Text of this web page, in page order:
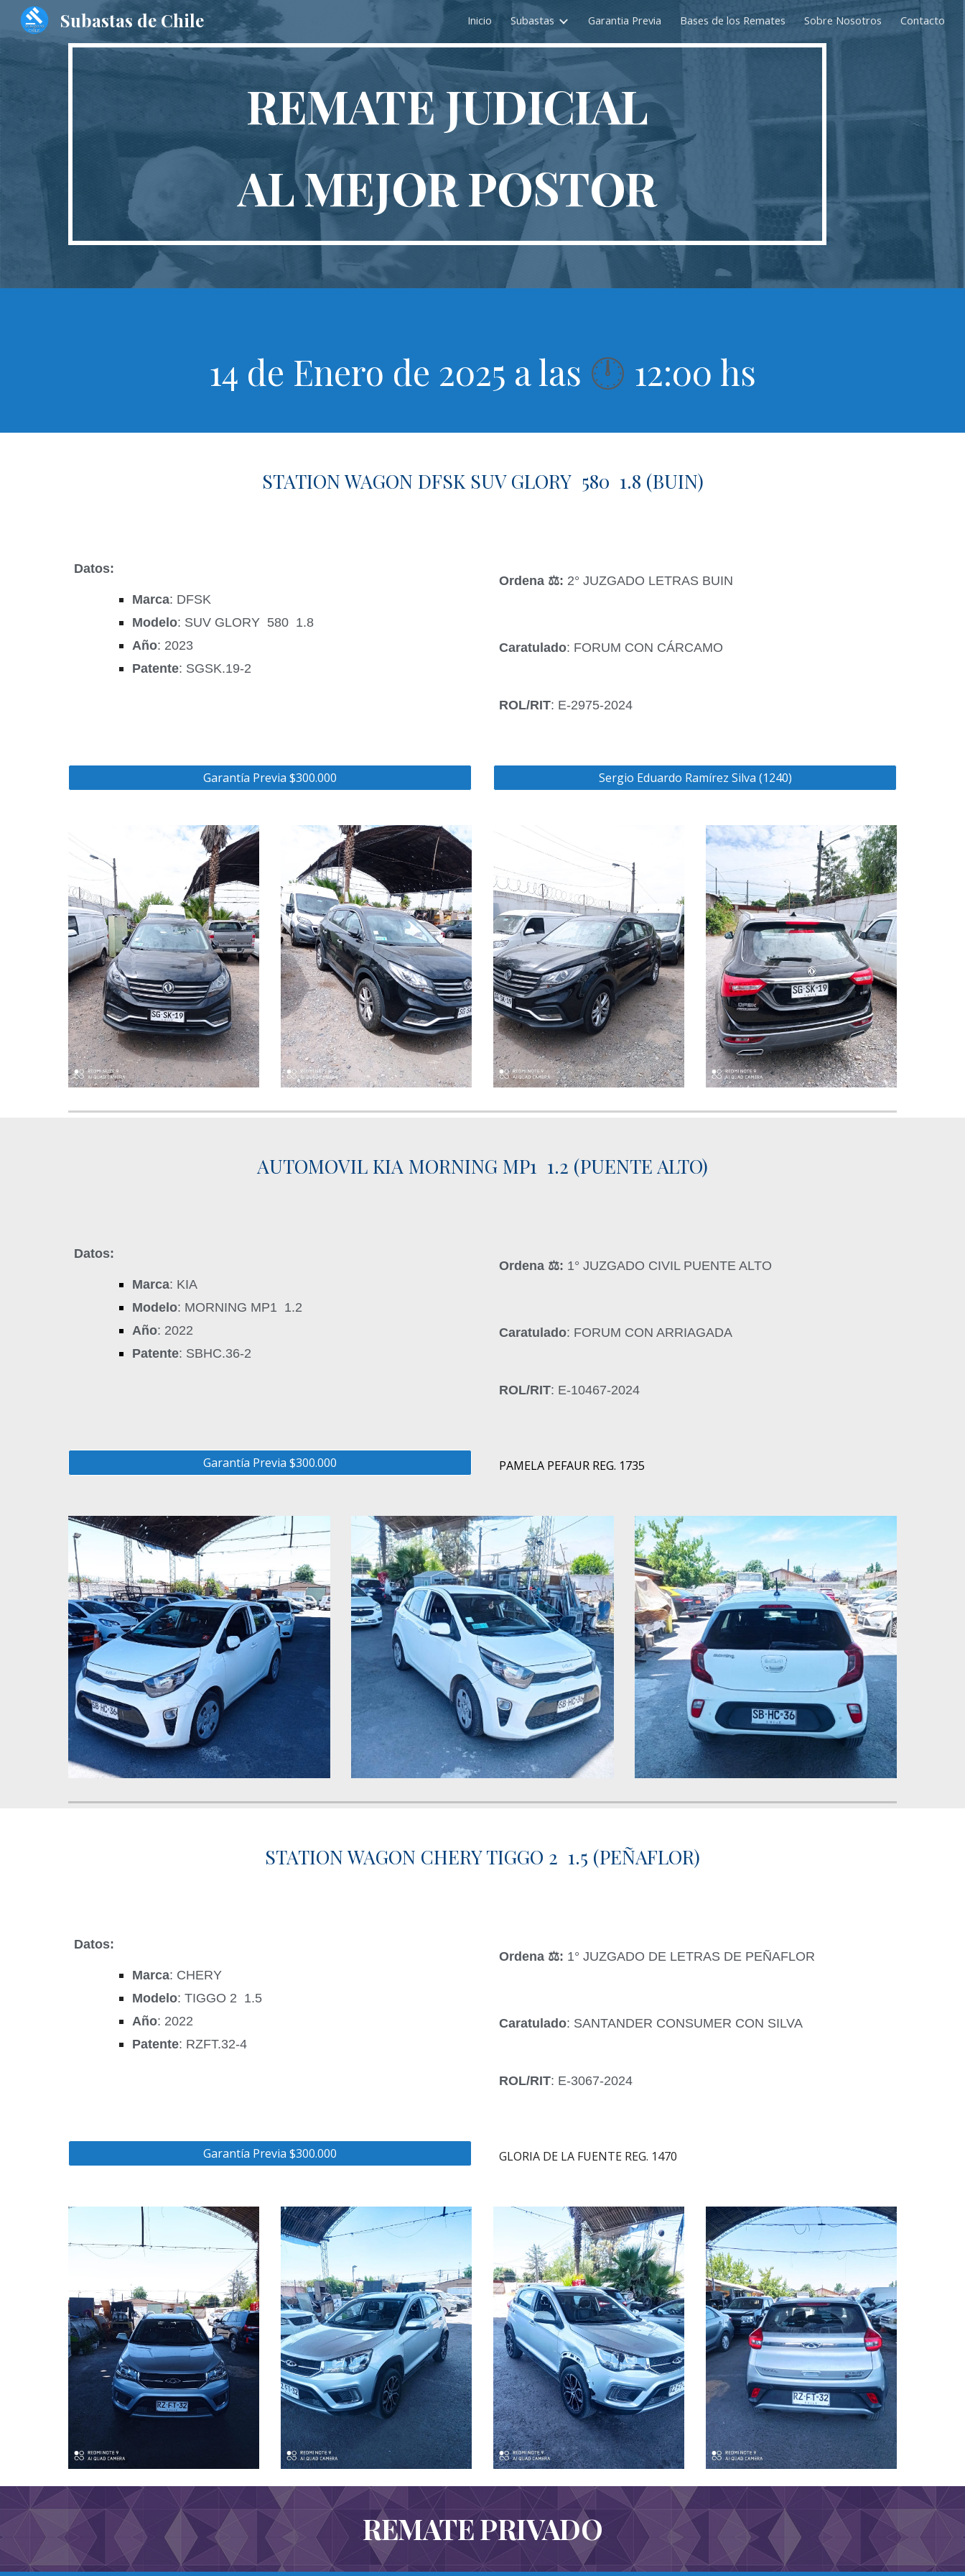
Skip to navigation
Subastas de Chile Inicio Subastas Garantia Previa Bases de los Remates Sobre Nosotros Contacto
REMATE JUDICIAL
AL MEJOR POSTOR
14 de Enero de 2025 a las 🕛 12:00 hs
STATION WAGON DFSK SUV GLORY 580 1.8 (BUIN)
Datos:
Marca: DFSK
Modelo: SUV GLORY 580 1.8
Año: 2023
Patente: SGSK.19-2
Ordena ‍⚖️: 2° JUZGADO LETRAS BUIN
Caratulado: FORUM CON CÁRCAMO
ROL/RIT: E-2975-2024
Garantía Previa $300.000 Sergio Eduardo Ramírez Silva (1240)
AUTOMOVIL KIA MORNING MP1 1.2 (PUENTE ALTO)
Datos:
Marca: KIA
Modelo: MORNING MP1 1.2
Año: 2022
Patente: SBHC.36-2
Ordena ‍⚖️: 1° JUZGADO CIVIL PUENTE ALTO
Caratulado: FORUM CON ARRIAGADA
ROL/RIT: E-10467-2024
Garantía Previa $300.000 PAMELA PEFAUR REG. 1735
STATION WAGON CHERY TIGGO 2 1.5 (PEÑAFLOR)
Datos:
Marca: CHERY
Modelo: TIGGO 2 1.5
Año: 2022
Patente: RZFT.32-4
Ordena ‍⚖️: 1° JUZGADO DE LETRAS DE PEÑAFLOR
Caratulado: SANTANDER CONSUMER CON SILVA
ROL/RIT: E-3067-2024
Garantía Previa $300.000 GLORIA DE LA FUENTE REG. 1470
REMATE PRIVADO